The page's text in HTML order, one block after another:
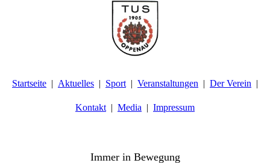
Startseite Aktuelles Sport Veranstaltungen Der Verein
Kontakt Media Impressum
Immer in Bewegung